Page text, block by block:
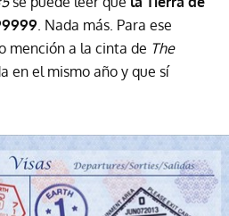
. Nada más. Para ese
mención a la cinta de The
en el mismo año y que sí